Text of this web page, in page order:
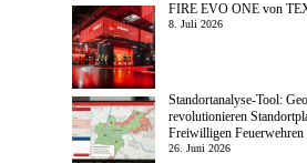
FIRE EVO ONE von
8. Juli 2026
Standortanalyse-Tool:
revolutionieren
Freiwilligen Feuerwehren
26. Juni 2026